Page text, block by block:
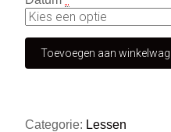
Toevoegen aan
Categorie: Lessen